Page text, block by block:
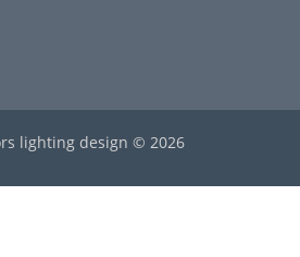
lighting design © 2026